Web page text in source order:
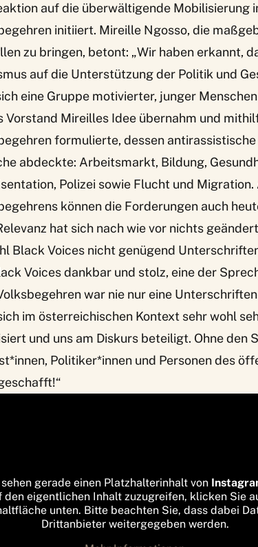
auf die überwältigende Mobilisierung
initiiert. Mireille Ngosso, die
zu bringen, betont: „Wir haben erkannt,
auf die Unterstützung der Politik und
eine Gruppe motivierter, junger
Vorstand Mireilles Idee übernahm und
formulierte, dessen
abdeckte: Arbeitsmarkt, Bildung,
Polizei sowie Flucht und
können die Forderungen auch
hat sich nach wie vor nichts
Black Voices nicht genügend
Voices dankbar und stolz, eine der
war nie nur eine
im österreichischen Kontext sehr wohl
und uns am Diskurs beteiligt. Ohne den
Politiker*innen und Personen des
gerade einen Platzhalterinhalt von
den eigentlichen Inhalt zuzugreifen, klicken Sie
unten. Bitte beachten Sie, dass dabei
Drittanbieter weitergegeben werden.